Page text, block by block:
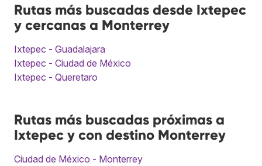
Rutas más buscadas desde Ixtepec
y cercanas a Monterrey
Ixtepec - Guadalajara
Ixtepec - Ciudad de México
Ixtepec - Queretaro
Rutas más buscadas próximas a
Ixtepec y con destino Monterrey
Ciudad de México - Monterrey